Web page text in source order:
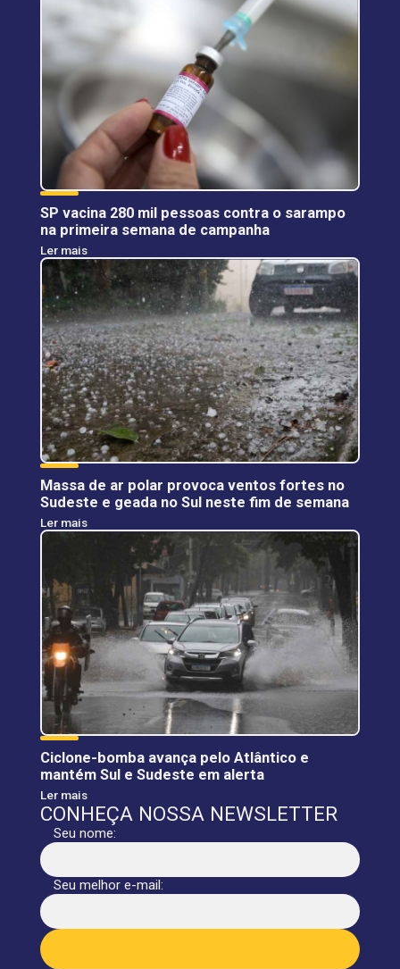
SP vacina 280 mil pessoas contra o sarampo
na primeira semana de campanha
Ler mais
Massa de ar polar provoca ventos fortes no
Sudeste e geada no Sul neste fim de semana
Ler mais
Ciclone-bomba avança pelo Atlântico e
mantém Sul e Sudeste em alerta
Ler mais
CONHEÇA NOSSA NEWSLETTER
Seu nome:
Seu melhor e-mail: